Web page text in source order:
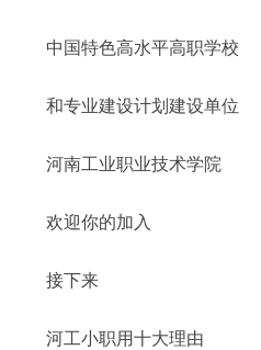
中国特色高水平高职学校
和专业建设计划建设单位
河南工业职业技术学院
欢迎你的加入
接下来
河工小职用十大理由